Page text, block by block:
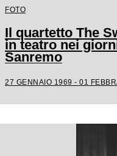
FOTO
Il quartetto The
in teatro nei
Sanremo
27 GENNAIO 1969 - 01